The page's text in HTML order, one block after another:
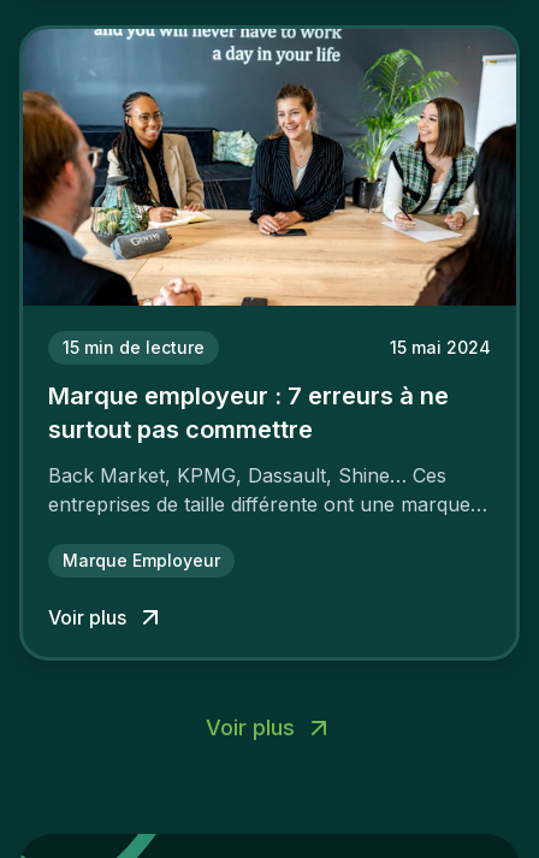
15 min de lecture 15 mai 2024
Marque employeur : 7 erreurs à ne
surtout pas commettre
Back Market, KPMG, Dassault, Shine… Ces
entreprises de taille différente ont une marque
attractivité et une fidélisation à faire pâlir leurs
Marque Employeur
Voir plus
Voir plus